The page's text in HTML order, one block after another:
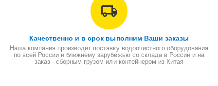
Качественно и в срок выполним Ваши заказы
Наша компания производит поставку водоочистного оборудования
по всей России и ближнему зарубежью со склада в России и на
заказ - сборным грузом или контейнером из Китая